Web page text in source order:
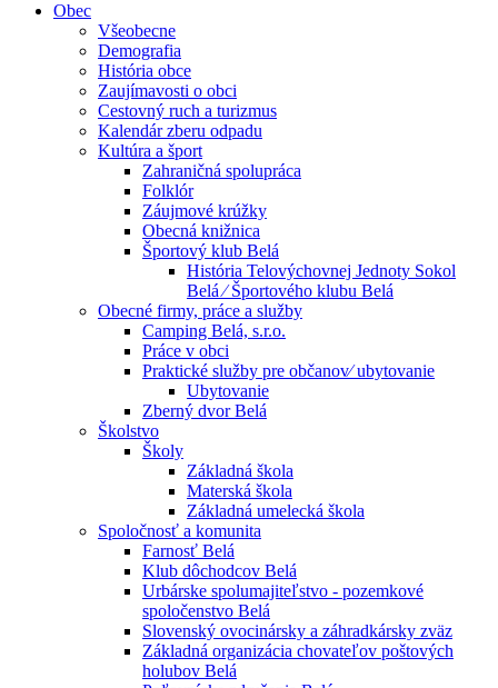
Obec
Všeobecne
Demografia
História obce
Zaujímavosti o obci
Cestovný ruch a turizmus
Kalendár zberu odpadu
Kultúra a šport
Zahraničná spolupráca
Folklór
Záujmové krúžky
Obecná knižnica
Športový klub Belá
História Telovýchovnej Jednoty Sokol
Belá ⁄ Športového klubu Belá
Obecné firmy, práce a služby
Camping Belá, s.r.o.
Práce v obci
Praktické služby pre občanov⁄ ubytovanie
Ubytovanie
Zberný dvor Belá
Školstvo
Školy
Základná škola
Materská škola
Základná umelecká škola
Spoločnosť a komunita
Farnosť Belá
Klub dôchodcov Belá
Urbárske spolumajiteľstvo - pozemkové
spoločenstvo Belá
Slovenský ovocinársky a záhradkársky zväz
Základná organizácia chovateľov poštových
holubov Belá